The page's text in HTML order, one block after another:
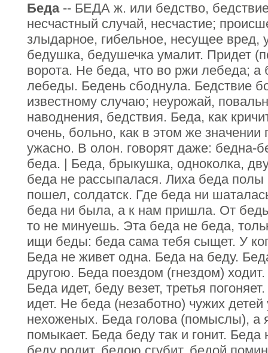
Беда-- БЕДА ж. или бедство,
несчастный случай, несчастие;
злыдарное, гибельное, несущее вред,
бедушка, бедушечка умалит. Придет
ворота. Не беда, что во ржи лебеда; а
лебеды. Бедень сбоднула. Бедствие
известному случаю; неурожай,
наводнения, бедствия. Беда, как
очень, больно, как в этом же значении
ужасно. В олон. говорят даже: бедна-
беда. | Беда, брыкушка, одноколка,
беда не рассыпалася. Лиха беда полы
пошел, солдатск. Где беда ни
беда ни была, а к нам пришла. От
то не минуешь. Эта беда не беда,
ищи беды: беда сама тебя сыщет. У
Беда не живет одна. Беда на беду.
другою. Беда поездом (гнездом)
Беда идет, беду везет, третья
идет. Не беда (незаботно) чужих
нехоженых. Беда голова (помыслы), а
помыкает. Беда беду так и гонит. Беда